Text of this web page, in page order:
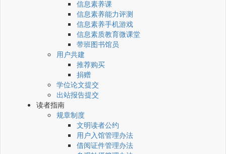
信息素养课
信息素养能力评测
信息素养手机游戏
信息素质教育微课堂
带班图书馆员
用户共建
推荐购买
捐赠
学位论文提交
出站报告提交
读者指南
规章制度
文明读者公约
用户入馆管理办法
借阅证件管理办法